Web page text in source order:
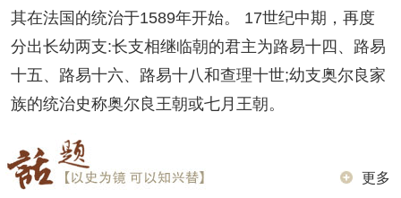
其在法国的统治于1589年开始。 17世纪中期，再度
分出长幼两支:长支相继临朝的君主为路易十四、路易
十五、路易十六、路易十八和查理十世;幼支奥尔良家
族的统治史称奥尔良王朝或七月王朝。
更多